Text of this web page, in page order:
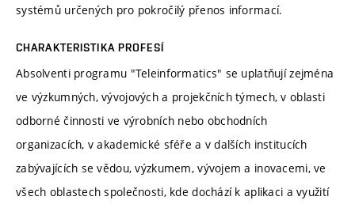
systémů určených pro pokročilý přenos informací.
CHARAKTERISTIKA PROFESÍ
Absolventi programu "Teleinformatics" se uplatňují zejména
ve výzkumných, vývojových a projekčních týmech, v oblasti
odborné činnosti ve výrobních nebo obchodních
organizacích, v akademické sféře a v dalších institucích
zabývajících se vědou, výzkumem, vývojem a inovacemi, ve
všech oblastech společnosti, kde dochází k aplikaci a využití